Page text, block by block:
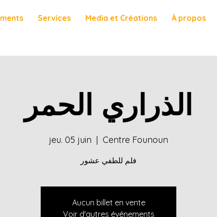
Services Media et Créations À propos
الذراري الحمر
jeu. 05 juin
  |
Centre Founoun
فلم للطفي عشور
Aucun billet en vente
Voir d'autres événements